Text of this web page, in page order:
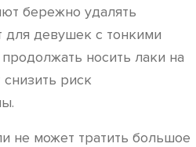
бережно удалять
девушек с тонкими
носить лаки на
риск
не может тратить большое